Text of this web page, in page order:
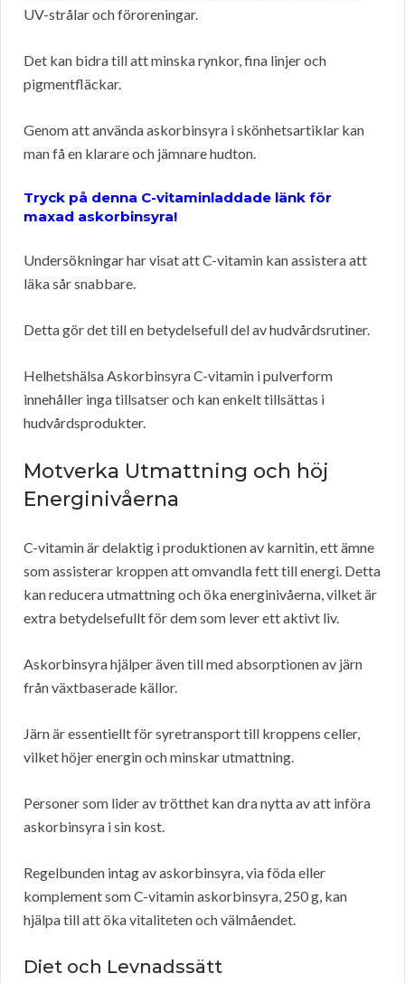
UV-strålar och föroreningar.
Det kan bidra till att minska rynkor, fina linjer och
pigmentfläckar.
Genom att använda askorbinsyra i skönhetsartiklar kan
man få en klarare och jämnare hudton.
Tryck på denna C-vitaminladdade länk för
maxad askorbinsyra!
Undersökningar har visat att C-vitamin kan assistera att
läka sår snabbare.
Detta gör det till en betydelsefull del av hudvårdsrutiner.
Helhetshälsa Askorbinsyra C-vitamin i pulverform
innehåller inga tillsatser och kan enkelt tillsättas i
hudvårdsprodukter.
Motverka Utmattning och höj
Energinivåerna
C-vitamin är delaktig i produktionen av karnitin, ett ämne
som assisterar kroppen att omvandla fett till energi. Detta
kan reducera utmattning och öka energinivåerna, vilket är
extra betydelsefullt för dem som lever ett aktivt liv.
Askorbinsyra hjälper även till med absorptionen av järn
från växtbaserade källor.
Järn är essentiellt för syretransport till kroppens celler,
vilket höjer energin och minskar utmattning.
Personer som lider av trötthet kan dra nytta av att införa
askorbinsyra i sin kost.
Regelbunden intag av askorbinsyra, via föda eller
komplement som C-vitamin askorbinsyra, 250 g, kan
hjälpa till att öka vitaliteten och välmåendet.
Diet och Levnadssätt